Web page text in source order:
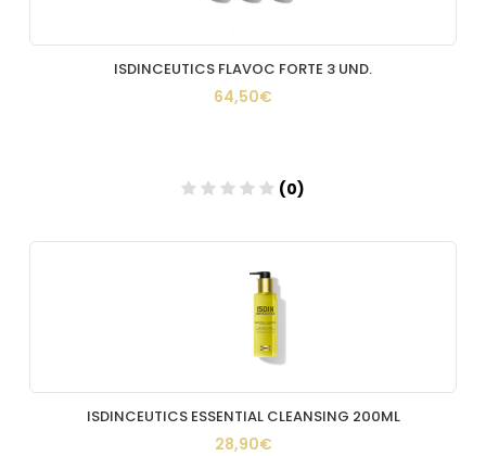
ISDINCEUTICS FLAVOC FORTE 3 UND.
64,50€
(0)
Añadir
ISDINCEUTICS ESSENTIAL CLEANSING 200ML
28,90€